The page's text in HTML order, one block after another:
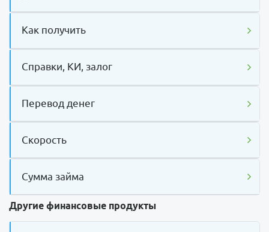
Как получить
Справки, КИ, залог
Перевод денег
Скорость
Сумма займа
Другие финансовые продукты